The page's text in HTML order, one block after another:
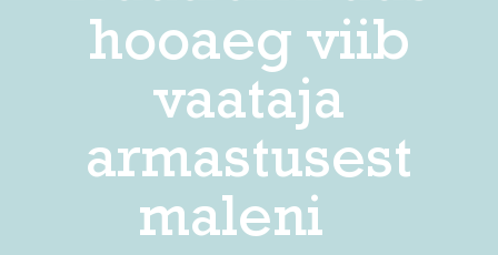
hooaeg viib
vaataja
armastusest
maleni